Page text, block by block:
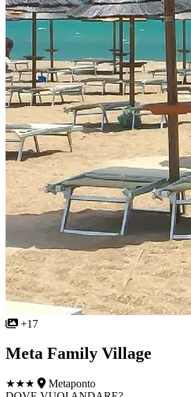
+17
Meta Family Village
★★★
Metaponto